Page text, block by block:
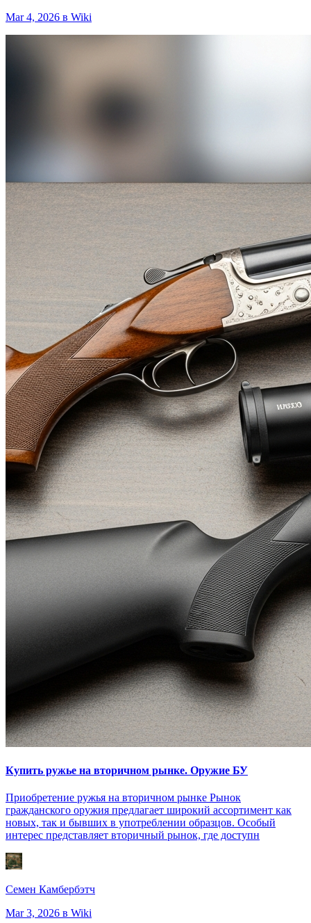
Mar 4, 2026 в Wiki
Купить ружье на вторичном рынке. Оружие БУ
Приобретение ружья на вторичном рынке Рынок
гражданского оружия предлагает широкий ассортимент как
новых, так и бывших в употреблении образцов. Особый
интерес представляет вторичный рынок, где доступн
Семен Камбербэтч
Mar 3, 2026 в Wiki